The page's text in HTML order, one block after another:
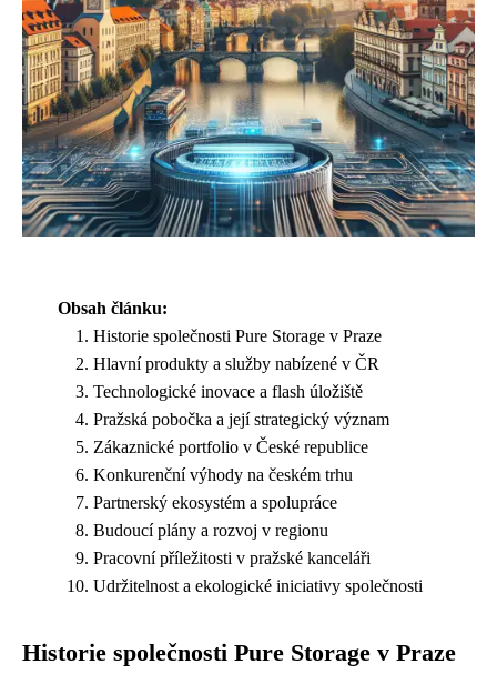
Obsah článku:
Historie společnosti Pure Storage v Praze
Hlavní produkty a služby nabízené v ČR
Technologické inovace a flash úložiště
Pražská pobočka a její strategický význam
Zákaznické portfolio v České republice
Konkurenční výhody na českém trhu
Partnerský ekosystém a spolupráce
Budoucí plány a rozvoj v regionu
Pracovní příležitosti v pražské kanceláři
Udržitelnost a ekologické iniciativy společnosti
Historie společnosti Pure Storage v Praze